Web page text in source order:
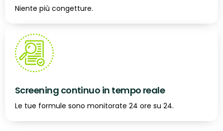
Niente più congetture.
Screening continuo in tempo reale
Le tue formule sono monitorate 24 ore su 24.